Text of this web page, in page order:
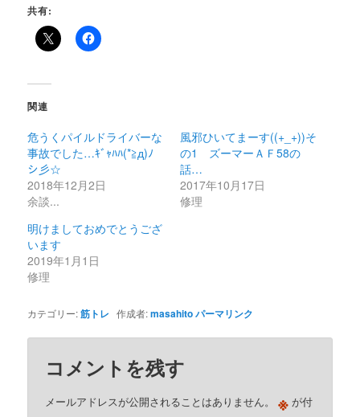
共有:
関連
危うくパイルドライバーな
事故でした…ｷﾞｬﾊﾊ(*≧д)ﾉ
シ彡☆
2018年12月2日
余談...
風邪ひいてまーす((+_+))そ
の1 ズーマーＡＦ58の
話…
2017年10月17日
修理
明けましておめでとうござ
います
2019年1月1日
修理
カテゴリー:筋トレ 作成者:masahitoパーマリンク
コメントを残す
メールアドレスが公開されることはありません。 ※ が付